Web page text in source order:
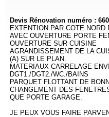
Devis Rénovation numéro :
EXTENTION PAR COTE
AVEC OUVERTURE PORTE
OUVERTURE SUR CUISINE
AGRANDISSEMENT DE LA
(A) SUR LE PLAN.
MATERIAUX CARRELAGE
DGT1./DGT2./WC./BAINS
PARQUET FLOTTANT DE
CHANGEMENT DES
QUE PORTE GARAGE.
JE PEUX VOUS FAIRE